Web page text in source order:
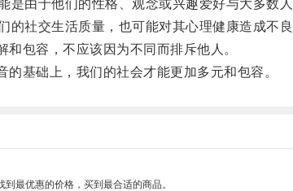
由于他们的性格、观念或兴趣爱好与大多数人
社交生活质量，也可能对其心理健康造成不良
包容，不应该因为不同而排斥他人。
基础上，我们的社会才能更加多元和包容。
最优惠的价格，买到最合适的商品。